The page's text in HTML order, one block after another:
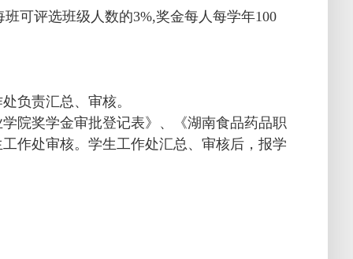
可评选班级人数的3%,奖金每人每学年100
负责汇总、审核。
院奖学金审批登记表》、《湖南食品药品职
作处审核。学生工作处汇总、审核后，报学